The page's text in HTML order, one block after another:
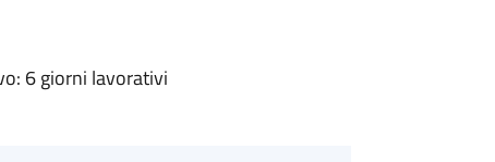
6 giorni lavorativi